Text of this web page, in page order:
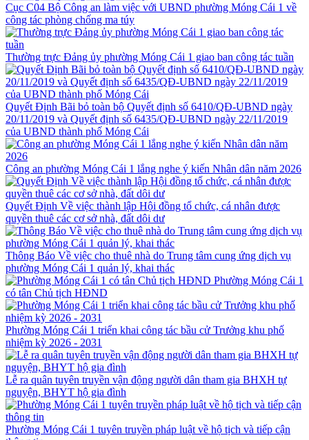
Cục C04 Bộ Công an làm việc với UBND phường Móng Cái 1 về
công tác phòng chống ma túy
Thường trực Đảng ủy phường Móng Cái 1 giao ban công tác tuần
Quyết Định Bãi bỏ toàn bộ Quyết định số 6410/QĐ-UBND ngày
20/11/2019 và Quyết định số 6435/QĐ-UBND ngày 22/11/2019
của UBND thành phố Móng Cái
Công an phường Móng Cái 1 lắng nghe ý kiến Nhân dân năm 2026
Quyết Định Về việc thành lập Hội đồng tổ chức, cá nhân được
quyền thuê các cơ sở nhà, đất dôi dư
Thông Báo Về việc cho thuê nhà do Trung tâm cung ứng dịch vụ
phường Móng Cái 1 quản lý, khai thác
Phường Móng Cái 1
có tân Chủ tịch HĐND
Phường Móng Cái 1 triển khai công tác bầu cử Trưởng khu phố
nhiệm kỳ 2026 - 2031
Lễ ra quân tuyên truyền vận động người dân tham gia BHXH tự
nguyện, BHYT hộ gia đình
Phường Móng Cái 1 tuyên truyền pháp luật về hộ tịch và tiếp cận